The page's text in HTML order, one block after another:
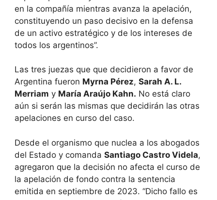
en la compañía mientras avanza la apelación,
constituyendo un paso decisivo en la defensa
de un activo estratégico y de los intereses de
todos los argentinos”.
Las tres juezas que que decidieron a favor de
Argentina fueron Myrna Pérez, Sarah A. L.
Merriam y María Araújo Kahn. No está claro
aún si serán las mismas que decidirán las otras
apelaciones en curso del caso.
Desde el organismo que nuclea a los abogados
del Estado y comanda Santiago Castro Videla,
agregaron que la decisión no afecta el curso de
la apelación de fondo contra la sentencia
emitida en septiembre de 2023. “Dicho fallo es